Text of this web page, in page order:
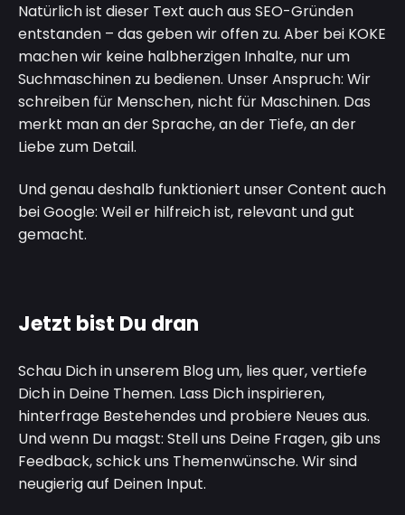
Natürlich ist dieser Text auch aus SEO-Gründen
entstanden – das geben wir offen zu. Aber bei KOKE
machen wir keine halbherzigen Inhalte, nur um
Suchmaschinen zu bedienen. Unser Anspruch: Wir
schreiben für Menschen, nicht für Maschinen. Das
merkt man an der Sprache, an der Tiefe, an der
Liebe zum Detail.
Und genau deshalb funktioniert unser Content auch
bei Google: Weil er hilfreich ist, relevant und gut
gemacht.
Jetzt bist Du dran
Schau Dich in unserem Blog um, lies quer, vertiefe
Dich in Deine Themen. Lass Dich inspirieren,
hinterfrage Bestehendes und probiere Neues aus.
Und wenn Du magst: Stell uns Deine Fragen, gib uns
Feedback, schick uns Themenwünsche. Wir sind
neugierig auf Deinen Input.